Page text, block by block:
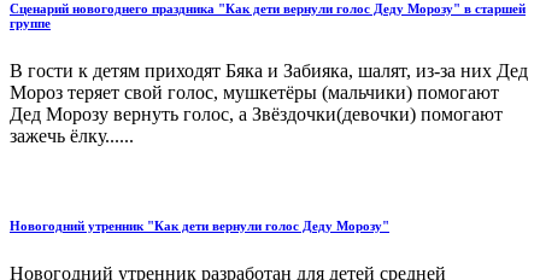
Сценарий новогоднего праздника "Как дети вернули голос Деду Морозу" в старшей
группе
В гости к детям приходят Бяка и Забияка, шалят, из-за них Дед
Мороз теряет свой голос, мушкетёры (мальчики) помогают
Дед Морозу вернуть голос, а Звёздочки(девочки) помогают
зажечь ёлку......
Новогодний утренник "Как дети вернули голос Деду Морозу"
Новогодний утренник разработан для детей средней